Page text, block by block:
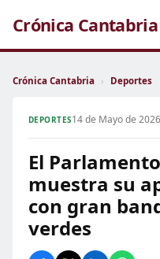
Crónica Cantabria
Crónica Cantabria › Deportes
DEPORTES14 de Mayo de
El
muestra su
con gran
verdes